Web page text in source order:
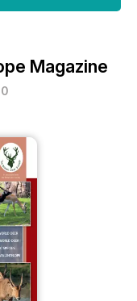
Magazine
0